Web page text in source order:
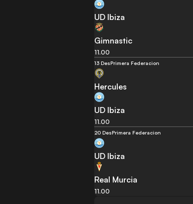
UD Ibiza
Gimnastic
11.00
13 DesPrimera Federacion
Hercules
UD Ibiza
11.00
20 DesPrimera Federacion
UD Ibiza
Real Murcia
11.00